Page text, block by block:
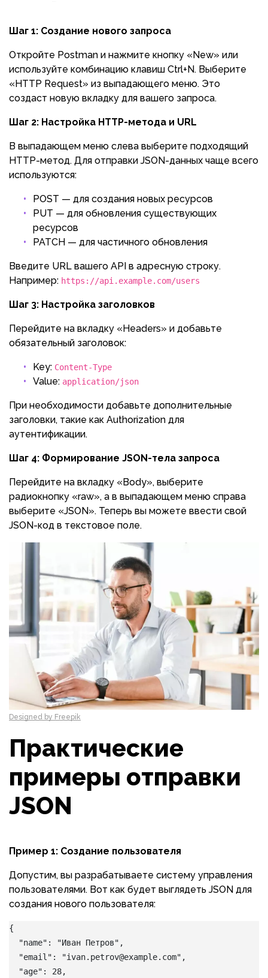
Шаг 1: Создание нового запроса
Откройте Postman и нажмите кнопку «New» или
используйте комбинацию клавиш Ctrl+N. Выберите
«HTTP Request» из выпадающего меню. Это
создаст новую вкладку для вашего запроса.
Шаг 2: Настройка HTTP-метода и URL
В выпадающем меню слева выберите подходящий
HTTP-метод. Для отправки JSON-данных чаще всего
используются:
POST — для создания новых ресурсов
PUT — для обновления существующих
ресурсов
PATCH — для частичного обновления
Введите URL вашего API в адресную строку.
Например: https://api.example.com/users
Шаг 3: Настройка заголовков
Перейдите на вкладку «Headers» и добавьте
обязательный заголовок:
Key: Content-Type
Value: application/json
При необходимости добавьте дополнительные
заголовки, такие как Authorization для
аутентификации.
Шаг 4: Формирование JSON-тела запроса
Перейдите на вкладку «Body», выберите
радиокнопку «raw», а в выпадающем меню справа
выберите «JSON». Теперь вы можете ввести свой
JSON-код в текстовое поле.
Designed by Freepik
Практические
примеры отправки
JSON
Пример 1: Создание пользователя
Допустим, вы разрабатываете систему управления
пользователями. Вот как будет выглядеть JSON для
создания нового пользователя:
{
  "name": "Иван Петров",
  "email": "ivan.petrov@example.com",
  "age": 28,